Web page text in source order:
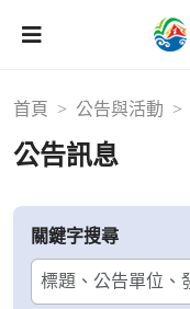
首頁 公告與活動
公告訊息
關鍵字搜尋